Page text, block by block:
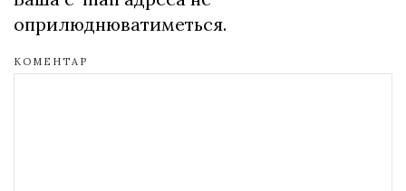
оприлюднюватиметься.
КОМЕНТАР